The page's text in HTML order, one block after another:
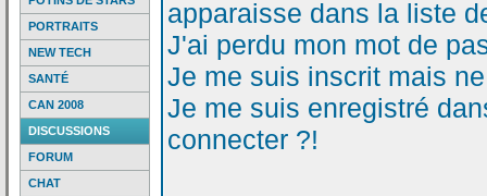
PORTRAITS
NEW TECH
SANTÉ
CAN 2008
DISCUSSIONS
FORUM
CHAT
apparaisse dans la liste
J'ai perdu mon mot de
Je me suis inscrit mais
Je me suis enregistré
connecter ?!